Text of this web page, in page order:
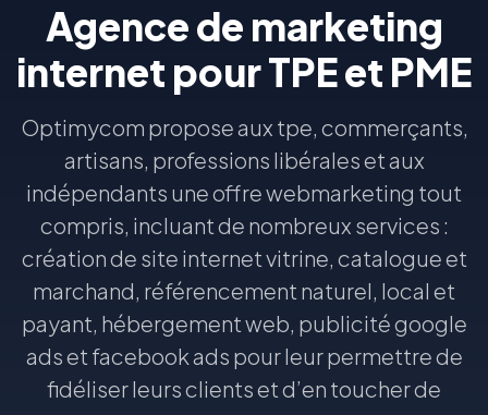
Agence de marketing
internet pour TPE et PME
Optimycom propose aux tpe, commerçants,
artisans, professions libérales et aux
indépendants une offre webmarketing tout
compris, incluant de nombreux services :
création de site internet vitrine, catalogue et
marchand, référencement naturel, local et
payant, hébergement web, publicité google
ads et facebook ads pour leur permettre de
fidéliser leurs clients et d’en toucher de